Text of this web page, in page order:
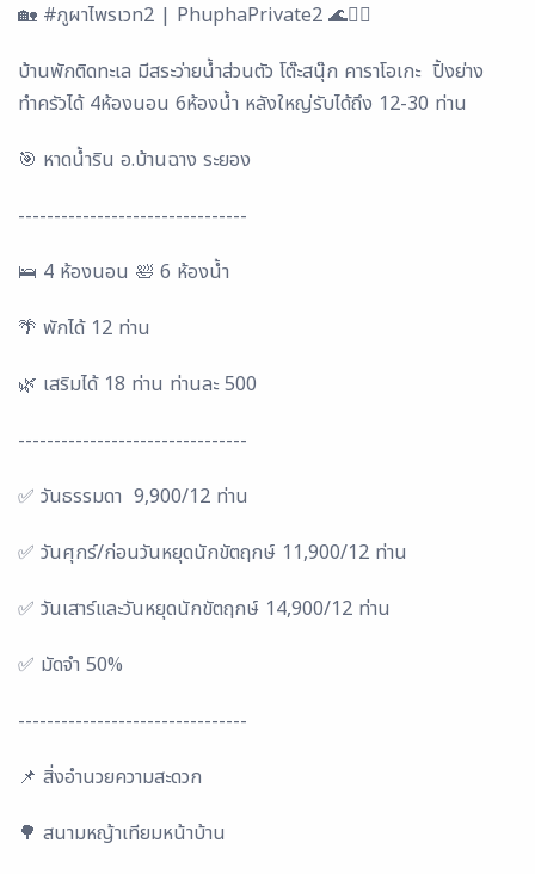
🏡 #ภูผาไพรเวท2 | PhuphaPrivate2 🌊🏊‍♀️
บ้านพักติดทะเล มีสระว่ายน้ำส่วนตัว โต๊ะสนุ๊ก คาราโอเกะ ปิ้งย่าง
ทำครัวได้ 4ห้องนอน 6ห้องน้ำ หลังใหญ่รับได้ถึง 12-30 ท่าน
🎯 หาดน้ำริน อ.บ้านฉาง ระยอง
--------------------------------
🛌 4 ห้องนอน 🛀 6 ห้องน้ำ
🌴 พักได้ 12 ท่าน
🌿 เสริมได้ 18 ท่าน ท่านละ 500
--------------------------------
✅ วันธรรมดา 9,900/12 ท่าน
✅ วันศุกร์/ก่อนวันหยุดนักขัตฤกษ์ 11,900/12 ท่าน
✅ วันเสาร์และวันหยุดนักขัตฤกษ์ 14,900/12 ท่าน
✅ มัดจำ 50%
--------------------------------
📌 สิ่งอำนวยความสะดวก
🌳 สนามหญ้าเทียมหน้าบ้าน